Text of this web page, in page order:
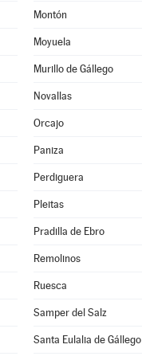
Montón
Moyuela
Murillo de Gállego
Novallas
Orcajo
Paniza
Perdiguera
Pleitas
Pradilla de Ebro
Remolinos
Ruesca
Samper del Salz
Santa Eulalia de Gállego